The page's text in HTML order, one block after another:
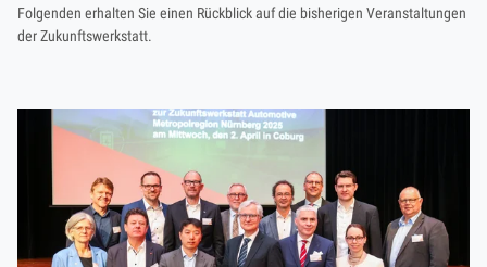
Folgenden erhalten Sie einen Rückblick auf die bisherigen Veranstaltungen
der Zukunftswerkstatt.